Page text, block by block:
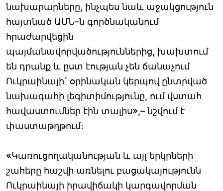
նախարարները, ինչպես նաև աջակցություն
հայտնած ԱՄՆ–ն գործնականում
հրաժարվեցին
պայմանավորվածություններից, խախտում
են դրանք և ըստ էության չեն ճանաչում
Ուկրաինայի` օրինական կերպով ընտրված
նախագահի լեգիտիմությունը, ում վստահ
հավաստումներ էին տալիս»,– նշվում է
փաստաթղթում։
«Կառուցողականության և այլ երկրների
շահերը հաշվի առնելու բացակայությունն
Ուկրաինայի իրավիճակի կարգավորման